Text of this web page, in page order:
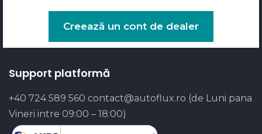
Creează un cont de dealer
Support platformă
+40 724 589 560 contact@autoflux.ro (de Luni pana
Vineri intre 09:00 – 18:00)